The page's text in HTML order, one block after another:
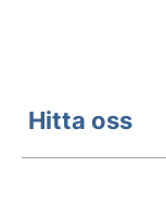
Hitta oss